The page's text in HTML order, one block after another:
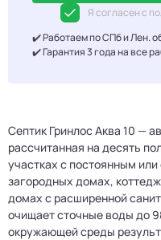
Я согласен с
✔️ Работаем по СПб и Лен.
✔️ Гарантия 3 года на все
Септик Гринлос Аква 10 —
рассчитанная на десять
участках с постоянным
загородных домах,
домах с расширенной
очищает сточные воды до
окружающей среды